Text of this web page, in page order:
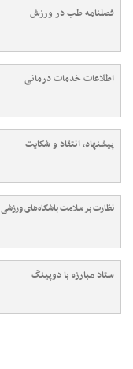
فصلنامه طب در ورزش
اطلاعات خدمات درمانی
پیشنهاد، انتقاد و شکایت
نظارت بر سلامت باشگاه‌های ورزشی
ستاد مبارزه با دوپینگ